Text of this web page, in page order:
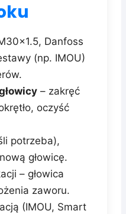
Danfoss
(np. IMOU)
– zakręć
oczyść
potrzeba),
głowicę.
– głowica
zaworu.
(IMOU, Smart